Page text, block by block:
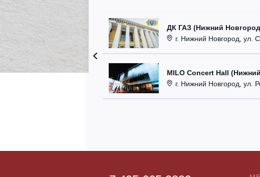
ДК ГАЗ (Нижний
г. Нижний Новгород, ул.
MILO Concert Hall
г. Нижний Новгород, ул.